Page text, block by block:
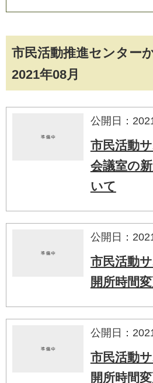
市民活動推進センター
2021年08月
公開日：
市民活動
会議室の
いて
公開日：
市民活動
開所時間
公開日：
市民活動
開所時間